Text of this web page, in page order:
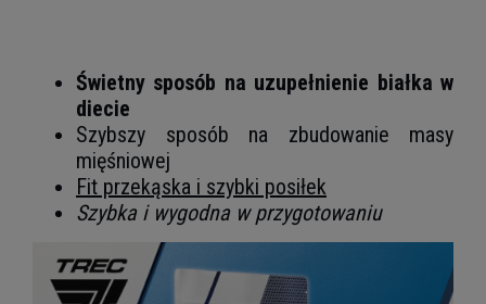
Świetny sposób na uzupełnienie białka w
diecie
Szybszy sposób na zbudowanie masy
mięśniowej
Fit przekąska i szybki posiłek
Szybka i wygodna w przygotowaniu